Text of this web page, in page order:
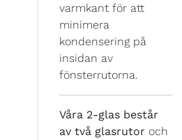
varmkant för att
minimera
kondensering på
insidan av
fönsterrutorna.
Våra 2-glas består
av två glasrutor och